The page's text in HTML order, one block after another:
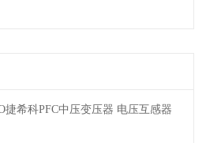
捷希科PFC中压变压器 电压互感器